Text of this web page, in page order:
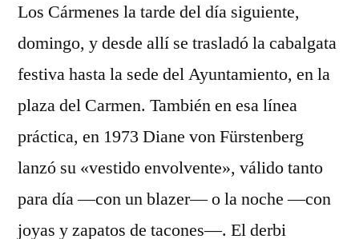
Los Cármenes la tarde del día siguiente,
domingo, y desde allí se trasladó la cabalgata
festiva hasta la sede del Ayuntamiento, en la
plaza del Carmen. También en esa línea
práctica, en 1973 Diane von Fürstenberg
lanzó su «vestido envolvente», válido tanto
para día —con un blazer— o la noche —con
joyas y zapatos de tacones—. El derbi